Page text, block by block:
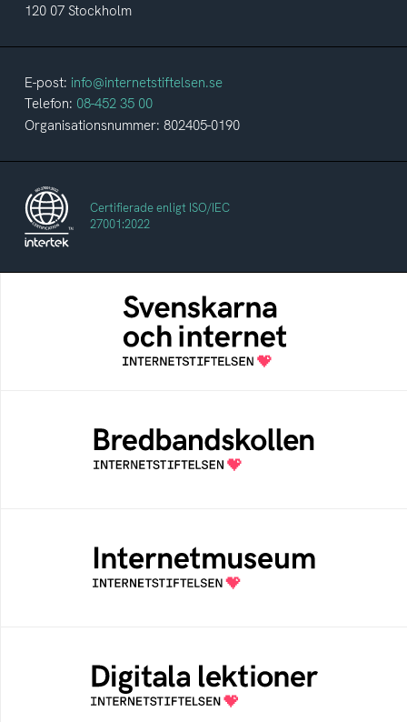
120 07 Stockholm
E-post: info@internetstiftelsen.se
Telefon: 08-452 35 00
Organisationsnummer: 802405-0190
Certifierade enligt ISO/IEC
27001:2022
Svenskarna och internet
En årlig studie av svenska folkets
internetvanor
Bredbandskollen är ett oberoende
konsumentverktyg som drivs av
Internetstiftelsen
Ett digitalt museum som byggts, och kureras
av Internetstiftelsen
Öppen digital lärresurs med färdiga lektioner
för alla stadier i grundskolan